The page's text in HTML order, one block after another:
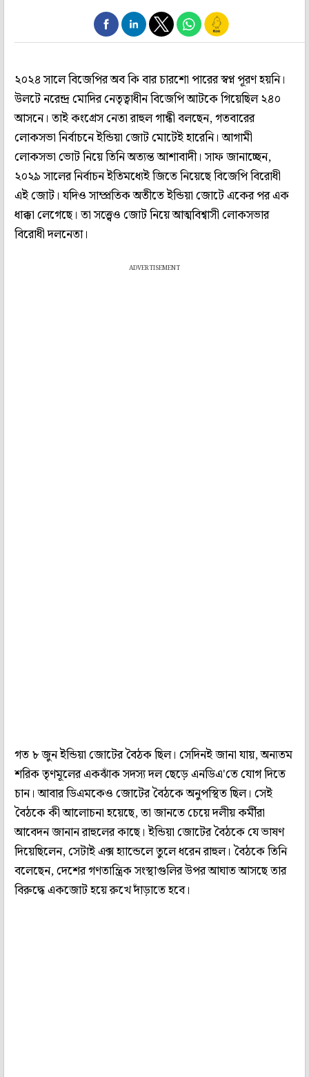
২০২৪ সালে বিজেপির অব কি বার চারশো পারের স্বপ্ন পূরণ হয়নি।
উলটে নরেন্দ্র মোদির নেতৃত্বাধীন বিজেপি আটকে গিয়েছিল ২৪০
আসনে। তাই কংগ্রেস নেতা রাহুল গান্ধী বলছেন, গতবারের
লোকসভা নির্বাচনে ইন্ডিয়া জোট মোটেই হারেনি। আগামী
লোকসভা ভোট নিয়ে তিনি অত্যন্ত আশাবাদী। সাফ জানাচ্ছেন,
২০২৯ সালের নির্বাচন ইতিমধ্যেই জিতে নিয়েছে বিজেপি বিরোধী
এই জোট। যদিও সাম্প্রতিক অতীতে ইন্ডিয়া জোটে একের পর এক
ধাক্কা লেগেছে। তা সত্ত্বেও জোট নিয়ে আত্মবিশ্বাসী লোকসভার
বিরোধী দলনেতা।
ADVERTISEMENT
গত ৮ জুন ইন্ডিয়া জোটের বৈঠক ছিল। সেদিনই জানা যায়, অন্যতম
শরিক তৃণমূলের একঝাঁক সদস্য দল ছেড়ে এনডিএ'তে যোগ দিতে
চান। আবার ডিএমকেও জোটের বৈঠকে অনুপস্থিত ছিল। সেই
বৈঠকে কী আলোচনা হয়েছে, তা জানতে চেয়ে দলীয় কর্মীরা
আবেদন জানান রাহুলের কাছে। ইন্ডিয়া জোটের বৈঠকে যে ভাষণ
দিয়েছিলেন, সেটাই এক্স হ্যান্ডেলে তুলে ধরেন রাহুল। বৈঠকে তিনি
বলেছেন, দেশের গণতান্ত্রিক সংস্থাগুলির উপর আঘাত আসছে তার
বিরুদ্ধে একজোট হয়ে রুখে দাঁড়াতে হবে।